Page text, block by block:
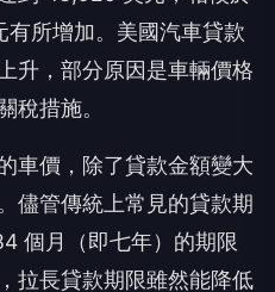
所增加。美國汽車貸款
升，部分原因是車輛價格
稅措施。
車價，除了貸款金額變大
儘管傳統上常見的貸款期
個月（即七年）的期限
拉長貸款期限雖然能降低